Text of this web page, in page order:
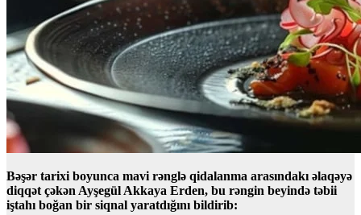
Bəşər tarixi boyunca mavi rənglə qidalanma arasındakı əlaqəyə
diqqət çəkən Ayşegül Akkaya Erden, bu rəngin beyində təbii
iştahı boğan bir siqnal yaratdığını bildirib: